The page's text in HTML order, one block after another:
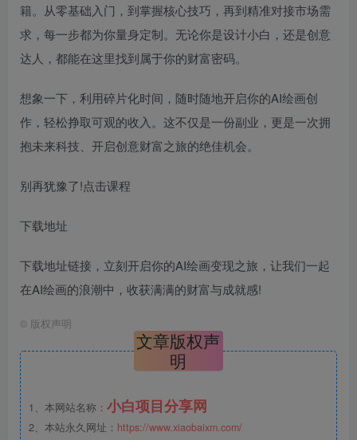
籍。从零基础入门，到掌握核心技巧，再到精准对接市场需
求，每一步都为你量身定制。无论你是设计小白，还是创意
达人，都能在这里找到属于你的财富密码。
想象一下，利用碎片化时间，随时随地开启你的AI绘画创
作，轻松挣取可观的收入。这不仅是一份副业，更是一次拥
抱未来科技、开启创意财富之旅的绝佳机会。
别再犹豫了!点击课程
下载地址
下载地址链接，立刻开启你的AI绘画变现之旅，让我们一起
在AI绘画的浪潮中，收获满满的财富与成就感!
© 版权声明
文章版权声
明
1、本网站名称： 小白项目分享网
2、本站永久网址： https://www.xiaobaixm.com/